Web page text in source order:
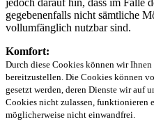
jedoch darauf hin, dass im Falle
gegebenenfalls nicht sämtliche
vollumfänglich nutzbar sind.
Komfort:
Durch diese Cookies können wir
bereitzustellen. Die Cookies können
gesetzt werden, deren Dienste wir auf
Cookies nicht zulassen, funktionieren
möglicherweise nicht einwandfrei.